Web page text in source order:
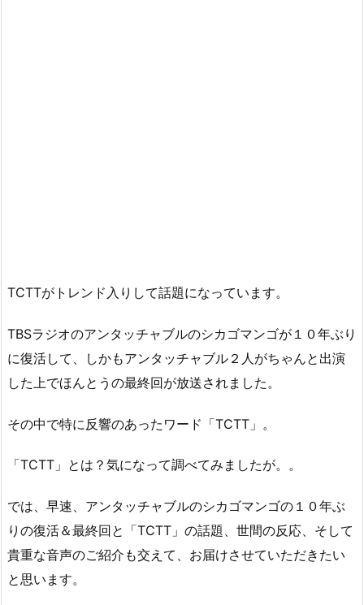
TCTTがトレンド入りして話題になっています。
TBSラジオのアンタッチャブルのシカゴマンゴが１０年ぶり
に復活して、しかもアンタッチャブル２人がちゃんと出演
した上でほんとうの最終回が放送されました。
その中で特に反響のあったワード「TCTT」。
「TCTT」とは？気になって調べてみましたが。。
では、早速、アンタッチャブルのシカゴマンゴの１０年ぶ
りの復活＆最終回と「TCTT」の話題、世間の反応、そして
貴重な音声のご紹介も交えて、お届けさせていただきたい
と思います。